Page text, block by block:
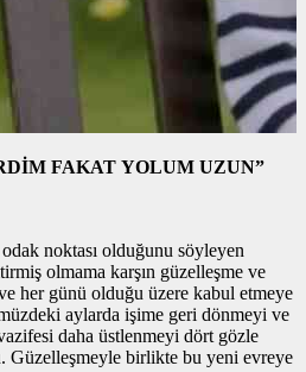
FAKAT YOLUM UZUN”
noktası olduğunu söyleyen
olmama karşın güzelleşme ve
her günü olduğu üzere kabul etmeye
aylarda işime geri dönmeyi ve
daha üstlenmeyi dört gözle
Güzelleşmeyle birlikte bu yeni evreye